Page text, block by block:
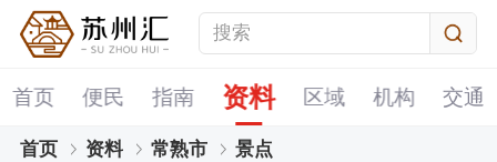
首页 便民 指南 资料 区域 机构 交通
首页 资料 常熟市 景点